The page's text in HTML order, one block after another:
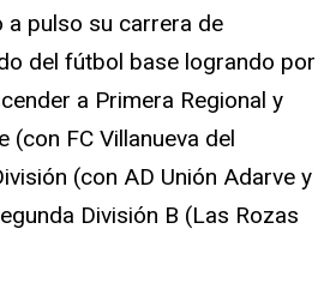
a pulso su carrera de
del fútbol base logrando por
a Primera Regional y
(con FC Villanueva del
(con AD Unión Adarve y
División B (Las Rozas